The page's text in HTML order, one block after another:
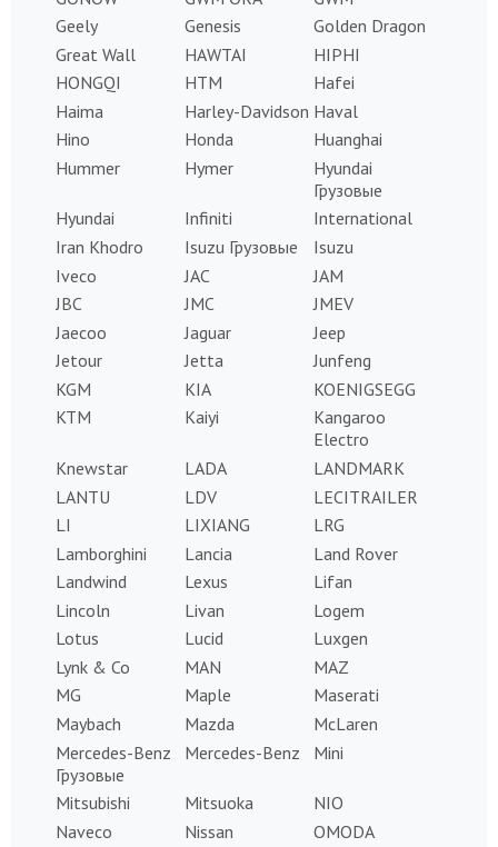
Geely
Genesis
Golden Dragon
Great Wall
HAWTAI
HIPHI
HONGQI
HTM
Hafei
Haima
Harley-Davidson Haval
Hino
Honda
Huanghai
Hummer
Hymer
Hyundai
Грузовые
Hyundai
Infiniti
International
Iran Khodro
Isuzu Грузовые
Isuzu
Iveco
JAC
JAM
JBC
JMC
JMEV
Jaecoo
Jaguar
Jeep
Jetour
Jetta
Junfeng
KGM
KIA
KOENIGSEGG
KTM
Kaiyi
Kangaroo
Electro
Knewstar
LADA
LANDMARK
LANTU
LDV
LECITRAILER
LI
LIXIANG
LRG
Lamborghini
Lancia
Land Rover
Landwind
Lexus
Lifan
Lincoln
Livan
Logem
Lotus
Lucid
Luxgen
Lynk & Co
MAN
MAZ
MG
Maple
Maserati
Maybach
Mazda
McLaren
Mercedes-Benz
Грузовые
Mercedes-Benz Mini
Mitsubishi Mitsuoka
NIO
Naveco
Nissan
OMODA